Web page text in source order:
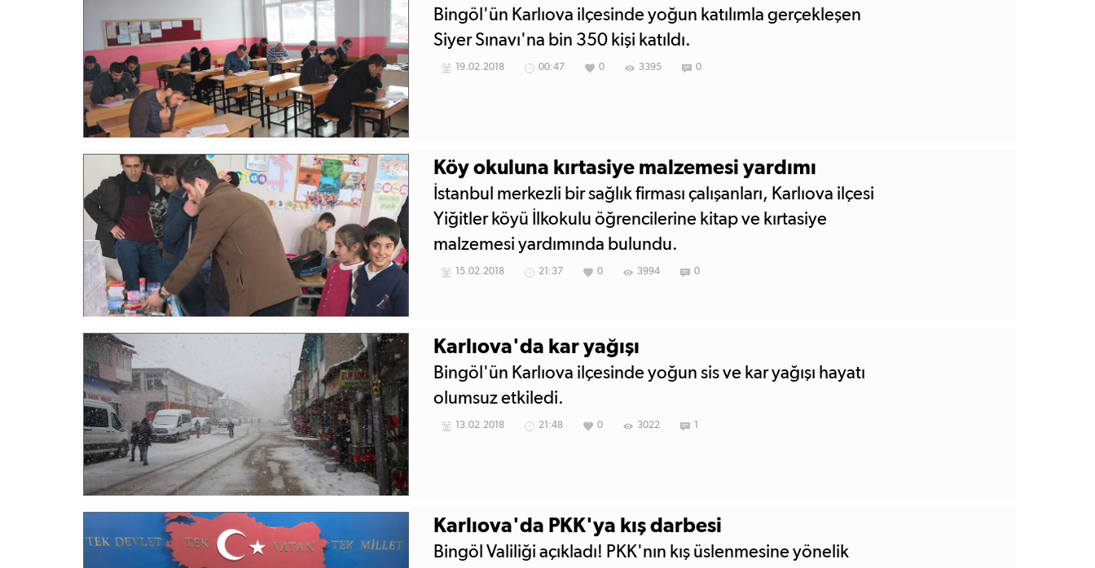
Bingöl'ün Karlıova ilçesinde yoğun katılımla gerçekleşen
Siyer Sınavı'na bin 350 kişi katıldı.
19.02.2018 00:47 0 3395 0
Köy okuluna kırtasiye malzemesi yardımı
İstanbul merkezli bir sağlık firması çalışanları, Karlıova ilçesi
Yiğitler köyü İlkokulu öğrencilerine kitap ve kırtasiye
malzemesi yardımında bulundu.
15.02.2018 21:37 0 3994 0
Karlıova'da kar yağışı
Bingöl'ün Karlıova ilçesinde yoğun sis ve kar yağışı hayatı
olumsuz etkiledi.
13.02.2018 21:48 0 3022
Karlıova'da PKK'ya kış darbesi
Bingöl Valiliği açıkladı! PKK'nın kış üslenmesine yönelik